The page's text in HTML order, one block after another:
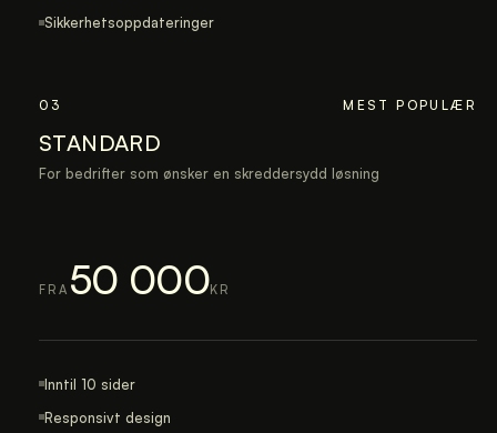
Sikkerhetsoppdateringer
03 MEST POPULÆR
STANDARD
For bedrifter som ønsker en skreddersydd løsning
FRA 50 000KR
Inntil 10 sider
Responsivt design